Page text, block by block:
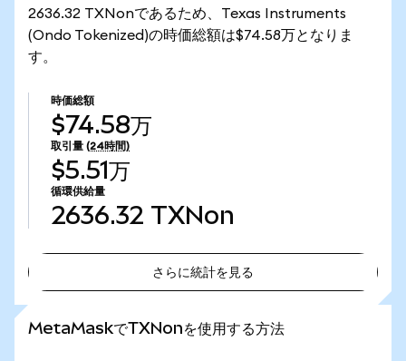
2636.32 TXNonであるため、Texas Instruments
(Ondo Tokenized)の時価総額は$74.58万となりま
す。
時価総額
$74.58万
取引量 (24時間)
$5.51万
循環供給量
2636.32 TXNon
さらに統計を見る
MetaMaskでTXNonを使用する方法